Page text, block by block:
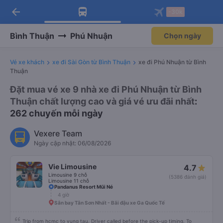
Tải app Vexere ngay!
Nhận ưu đãi thành viên độc
Mở app
Tải app Vexere
-30k/ghế khi đặt vé máy bay qua
Mở app
arrow_back
Bình Thuận Phú Nhuận Chọn ngày
Vé xe khách xe đi Sài Gòn từ Bình Thuận
xe đi Phú Nhuận từ Bình
Thuận
Đặt mua vé xe 9 nhà xe đi Phú Nhuận từ Bình
Thuận chất lượng cao và giá vé ưu đãi nhất:
262 chuyến mỗi ngày
Vexere Team
Ngày cập nhật: 06/08/2026
Vie Limousine
Limousine 9 chỗ
Limousine 11 chỗ
4.7
(5386 đánh giá)
Pandanus Resort Mũi Né
4 giờ
Sân bay Tân Sơn Nhất - Bãi đậu xe Ga Quốc Tế
Trip from hcmc to vung tau. Driver called before the pick-up timing. To